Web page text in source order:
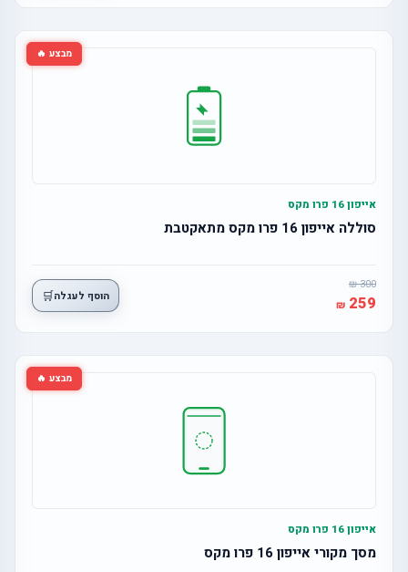
מבצע 🔥
אייפון 16 פרו מקס
סוללה אייפון 16 פרו מקס מתאקטבת
300
259 הוסף לעגלה🛒
מבצע 🔥
אייפון 16 פרו מקס
מסך מקורי אייפון 16 פרו מקס